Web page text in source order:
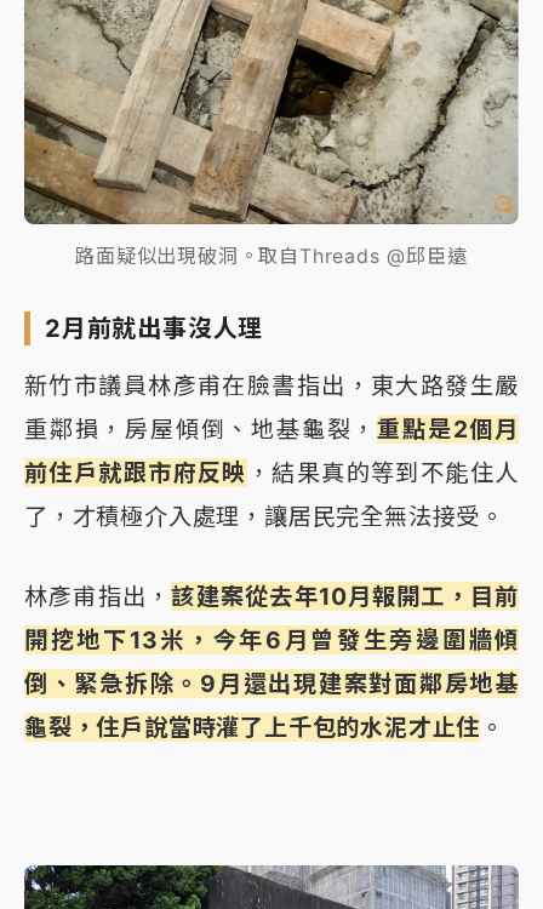
路面疑似出現破洞。取自Threads @邱臣遠
2月前就出事沒人理
新竹市議員林彥甫在臉書指出，東大路發生嚴
重鄰損，房屋傾倒、地基龜裂，重點是2個月
前住戶就跟市府反映 ，結果真的等到不能住人
了，才積極介入處理，讓居民完全無法接受。
林彥甫指出，該建案從去年10月報開工，目前
開挖地下13米，今年6月曾發生旁邊圍牆傾
倒、緊急拆除。9月還出現建案對面鄰房地基
龜裂，住戶說當時灌了上千包的水泥才止住 。